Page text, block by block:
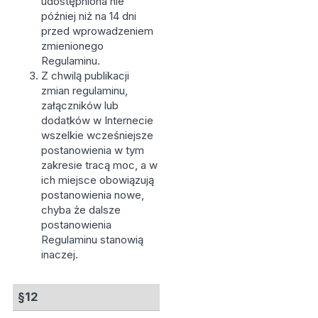
później niż na 14 dni
przed wprowadzeniem
zmienionego
Regulaminu.
Z chwilą publikacji
zmian regulaminu,
załączników lub
dodatków w Internecie
wszelkie wcześniejsze
postanowienia w tym
zakresie tracą moc, a w
ich miejsce obowiązują
postanowienia nowe,
chyba że dalsze
postanowienia
Regulaminu stanowią
inaczej.
§12